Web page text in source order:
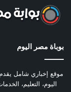
بوباة مصر اليوم
موقع إخباري شامل
اليوم، التعليم،